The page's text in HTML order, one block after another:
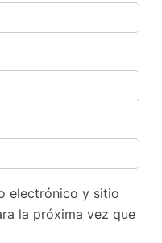
electrónico y sitio
la próxima vez que